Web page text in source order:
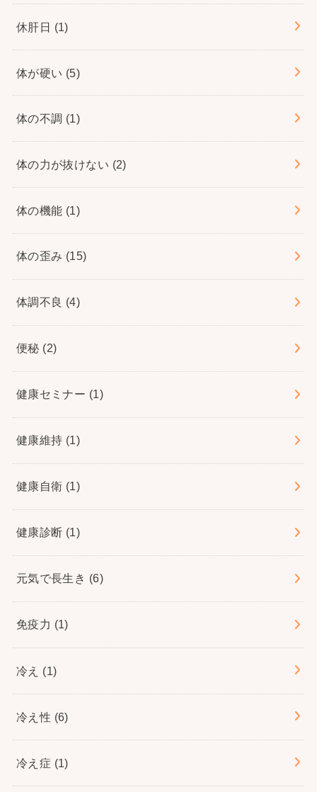
休肝日 (1)
体が硬い (5)
体の不調 (1)
体の力が抜けない (2)
体の機能 (1)
体の歪み (15)
体調不良 (4)
便秘 (2)
健康セミナー (1)
健康維持 (1)
健康自衛 (1)
健康診断 (1)
元気で長生き (6)
免疫力 (1)
冷え (1)
冷え性 (6)
冷え症 (1)